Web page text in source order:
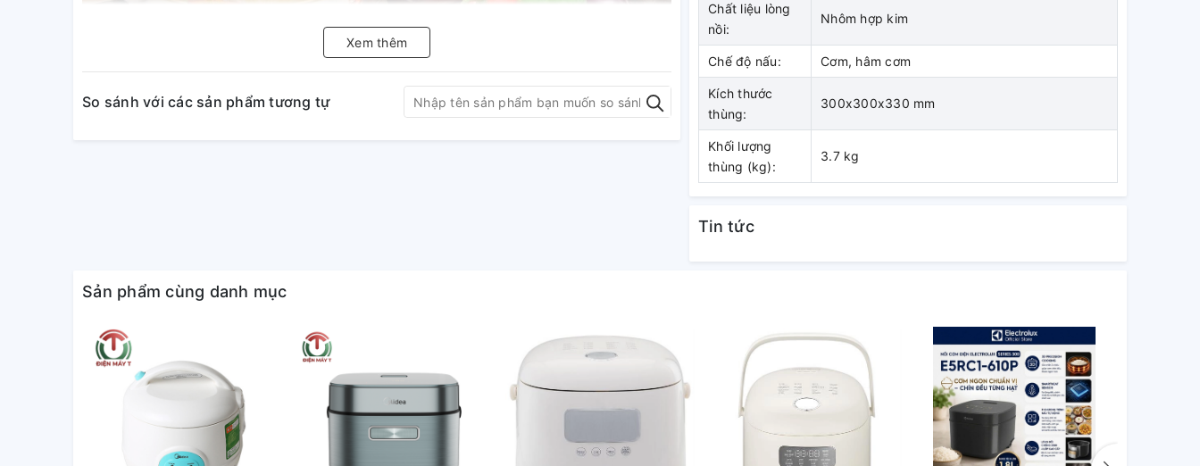
Xem thêm
So sánh với các sản phẩm tương tự
Chất liệu lòng
nồi:
Nhôm hợp kim
Chế độ nấu: Cơm, hâm cơm
Kích thước
thùng:
300x300x330 mm
Khối lượng
thùng (kg):
3.7 kg
Tin tức
Sản phẩm cùng danh mục